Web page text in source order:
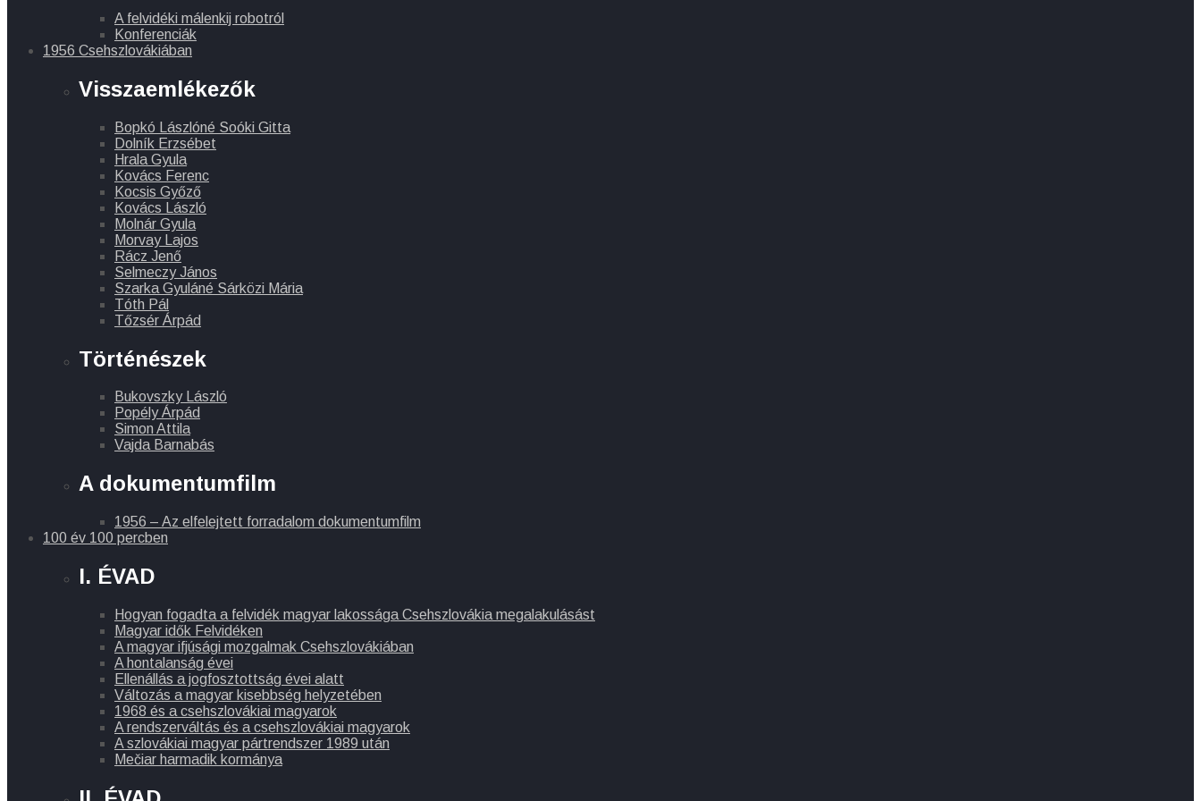
A felvidéki málenkij robotról
Konferenciák
1956 Csehszlovákiában
Visszaemlékezők
Bopkó Lászlóné Soóki Gitta
Dolník Erzsébet
Hrala Gyula
Kovács Ferenc
Kocsis Győző
Kovács László
Molnár Gyula
Morvay Lajos
Rácz Jenő
Selmeczy János
Szarka Gyuláné Sárközi Mária
Tóth Pál
Tőzsér Árpád
Történészek
Bukovszky László
Popély Árpád
Simon Attila
Vajda Barnabás
A dokumentumfilm
1956 – Az elfelejtett forradalom dokumentumfilm
100 év 100 percben
I. ÉVAD
Hogyan fogadta a felvidék magyar lakossága Csehszlovákia megalakulásást
Magyar idők Felvidéken
A magyar ifjúsági mozgalmak Csehszlovákiában
A hontalanság évei
Ellenállás a jogfosztottság évei alatt
Változás a magyar kisebbség helyzetében
1968 és a csehszlovákiai magyarok
A rendszerváltás és a csehszlovákiai magyarok
A szlovákiai magyar pártrendszer 1989 után
Mečiar harmadik kormánya